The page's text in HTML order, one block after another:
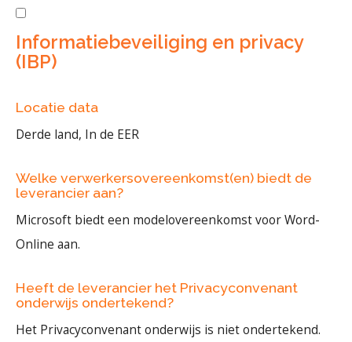
Informatiebeveiliging en privacy
(IBP)
Locatie data
Derde land, In de EER
Welke verwerkersovereenkomst(en) biedt de
leverancier aan?
Microsoft biedt een modelovereenkomst voor Word-
Online aan.
Heeft de leverancier het Privacyconvenant
onderwijs ondertekend?
Het Privacyconvenant onderwijs is niet ondertekend.